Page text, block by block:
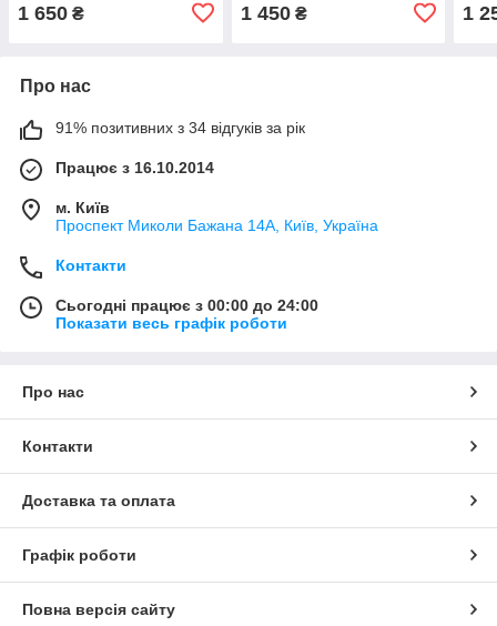
1 650 ₴ 1 450₴ 1
Про нас
91% позитивних з 34 відгуків за рік
Працює з 16.10.2014
м. Київ
Проспект Миколи Бажана 14А, Київ, Україна
Контакти
Сьогодні працює з 00:00 до 24:00
Показати весь графік роботи
Про нас
Контакти
Доставка та оплата
Графік роботи
Повна версія сайту